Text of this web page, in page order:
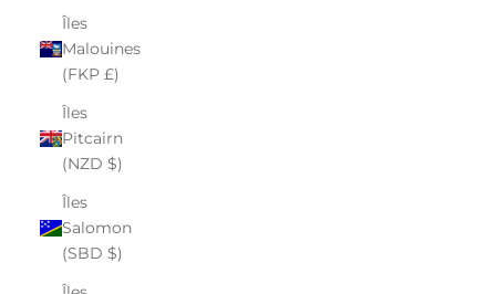
Îles
Malouines
(FKP £)
Îles
Pitcairn
(NZD $)
Îles
Salomon
(SBD $)